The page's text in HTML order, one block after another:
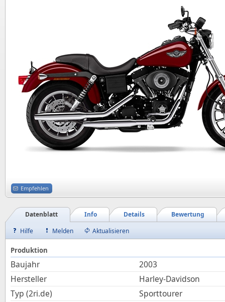
Empfehlen
Bewertung
Details
Info
Datenblatt
Hilfe
Melden Aktualisieren
Produktion
Baujahr
2003
Hersteller
Harley-Davidson
Typ (2ri.de)
Sporttourer